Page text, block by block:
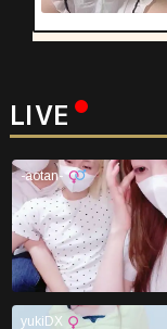
LIVE